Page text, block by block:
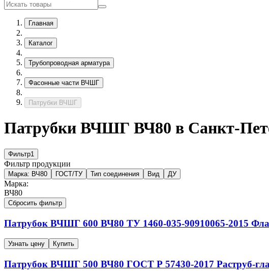
Главная
Каталог
Трубопроводная арматура
Фасонные части ВЧШГ
Патрубки ВЧШГ
Патрубки ВЧШГ ВЧ80 в Санкт-
Фильтр1
Фильтр продукции
Марка: ВЧ80 ГОСТ/ТУ Тип соединения Вид ДУ
Марка:
ВЧ80
Сбросить фильтр
Патрубок ВЧШГ 600 ВЧ80 ТУ 1460-035-90910065-2015
Узнать цену Купить
Патрубок ВЧШГ 500 ВЧ80 ГОСТ Р 57430-2017 Раструб-